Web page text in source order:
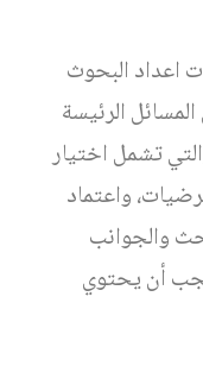
اعداد البحوث
الرئيسة
تشمل اختيار
واعتماد
والجوانب
يجب أن يحتوي